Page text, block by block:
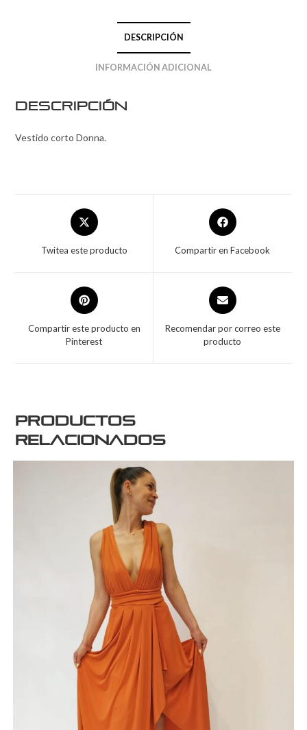
DESCRIPCIÓN
INFORMACIÓN ADICIONAL
Descripción
Vestido corto Donna.
Twitea este producto Compartir en Facebook
Compartir este producto en
Pinterest
Recomendar por correo este
producto
Productos
relacionados